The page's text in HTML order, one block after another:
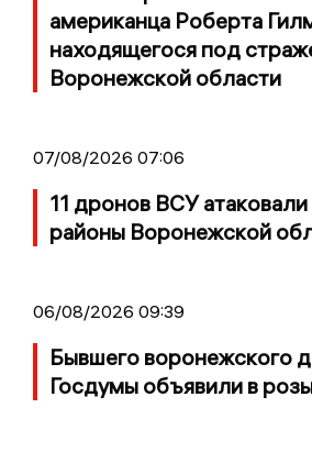
американца Роберта
находящегося под
Воронежской области
07/08/2026 07:06
11 дронов ВСУ
районы Воронежской
06/08/2026 09:39
Бывшего воронежского
Госдумы объявили в